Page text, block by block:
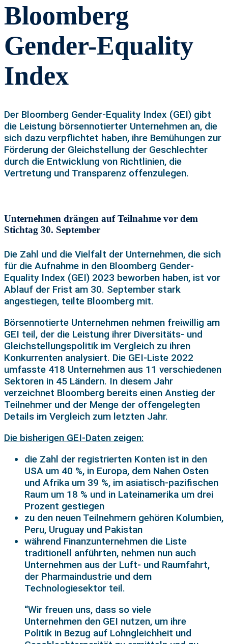
Bloomberg
Gender-Equality
Index
Der Bloomberg Gender-Equality Index (GEI) gibt
die Leistung börsennotierter Unternehmen an, die
sich dazu verpflichtet haben, ihre Bemühungen zur
Förderung der Gleichstellung der Geschlechter
durch die Entwicklung von Richtlinien, die
Vertretung und Transparenz offenzulegen.
Unternehmen drängen auf Teilnahme vor dem
Stichtag 30. September
Die Zahl und die Vielfalt der Unternehmen, die sich
für die Aufnahme in den Bloomberg Gender-
Equality Index (GEI) 2023 beworben haben, ist vor
Ablauf der Frist am 30. September stark
angestiegen, teilte Bloomberg mit.
Börsennotierte Unternehmen nehmen freiwillig am
GEI teil, der die Leistung ihrer Diversitäts- und
Gleichstellungspolitik im Vergleich zu ihren
Konkurrenten analysiert. Die GEI-Liste 2022
umfasste 418 Unternehmen aus 11 verschiedenen
Sektoren in 45 Ländern. In diesem Jahr
verzeichnet Bloomberg bereits einen Anstieg der
Teilnehmer und der Menge der offengelegten
Details im Vergleich zum letzten Jahr.
Die bisherigen GEI-Daten zeigen:
die Zahl der registrierten Konten ist in den
USA um 40 %, in Europa, dem Nahen Osten
und Afrika um 39 %, im asiatisch-pazifischen
Raum um 18 % und in Lateinamerika um drei
Prozent gestiegen
zu den neuen Teilnehmern gehören Kolumbien,
Peru, Uruguay und Pakistan
während Finanzunternehmen die Liste
traditionell anführten, nehmen nun auch
Unternehmen aus der Luft- und Raumfahrt,
der Pharmaindustrie und dem
Technologiesektor teil.
“Wir freuen uns, dass so viele
Unternehmen den GEI nutzen, um ihre
Politik in Bezug auf Lohngleichheit und